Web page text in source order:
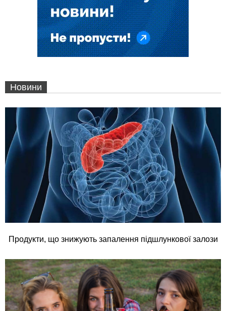
Новини
Продукти, що знижують запалення підшлункової залози